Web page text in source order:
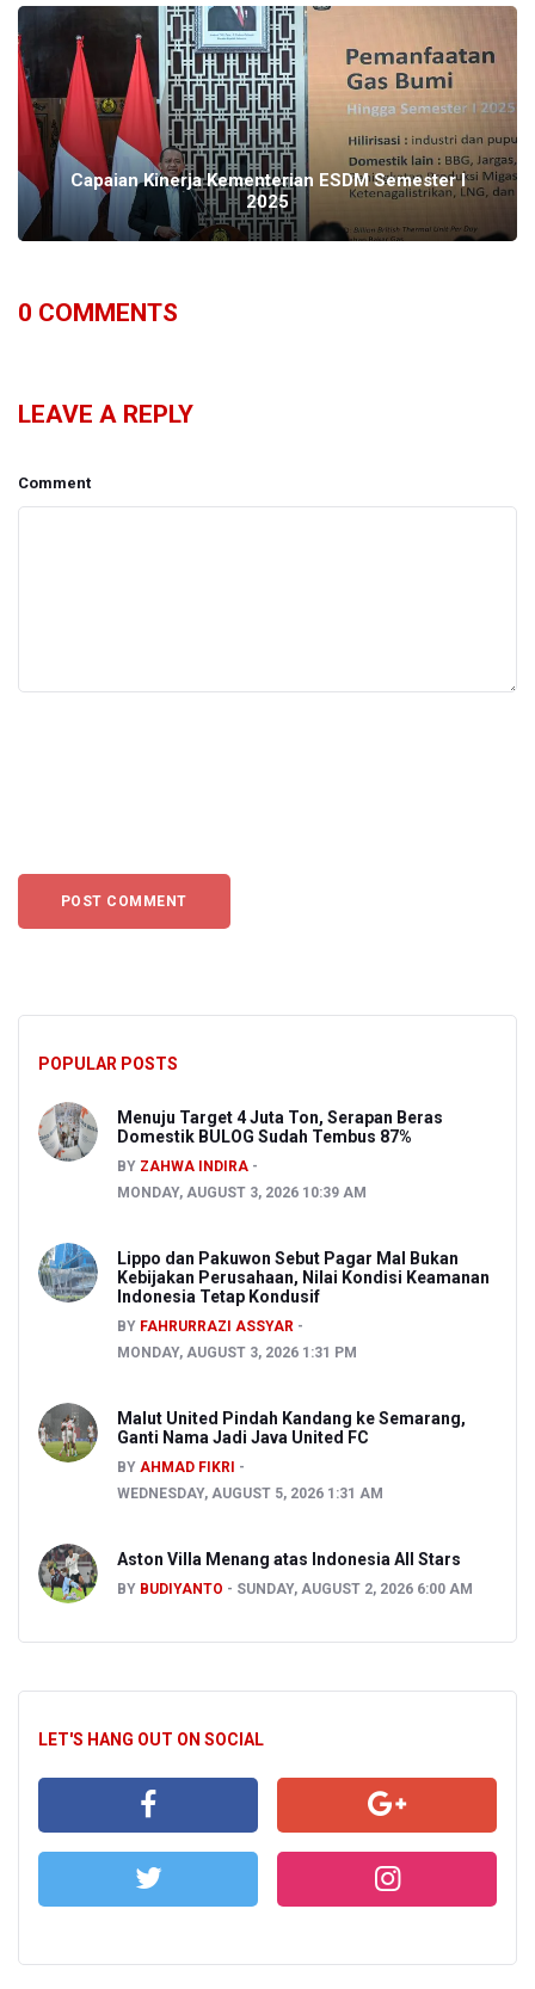
Capaian Kinerja Kementerian ESDM Semester I
2025
0 COMMENTS
LEAVE A REPLY
Comment
POPULAR POSTS
Menuju Target 4 Juta Ton, Serapan Beras
Domestik BULOG Sudah Tembus 87%
BY ZAHWA INDIRA
MONDAY, AUGUST 3, 2026 10:39 AM
Lippo dan Pakuwon Sebut Pagar Mal Bukan
Kebijakan Perusahaan, Nilai Kondisi Keamanan
Indonesia Tetap Kondusif
BY FAHRURRAZI ASSYAR
MONDAY, AUGUST 3, 2026 1:31 PM
Malut United Pindah Kandang ke Semarang,
Ganti Nama Jadi Java United FC
BY AHMAD FIKRI
WEDNESDAY, AUGUST 5, 2026 1:31 AM
Aston Villa Menang atas Indonesia All Stars
BY BUDIYANTO SUNDAY, AUGUST 2, 2026 6:00 AM
LET'S HANG OUT ON SOCIAL